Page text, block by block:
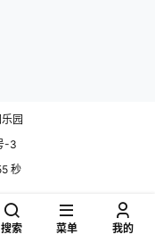
园
-3
秒
搜索 菜单 我的